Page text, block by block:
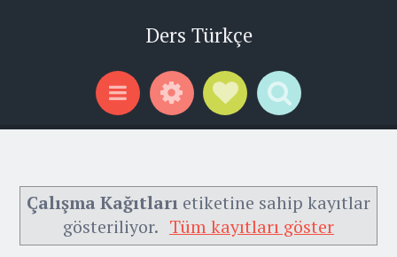
Ders Türkçe
Menu WidgetsSocial Links
Search
Çalışma Kağıtları etiketine sahip kayıtlar
gösteriliyor. Tüm kayıtları göster